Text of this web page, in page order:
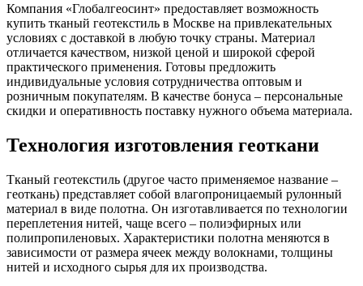
Компания «Глобалгеосинт» предоставляет возможность
купить тканый геотекстиль в Москве на привлекательных
условиях с доставкой в любую точку страны. Материал
отличается качеством, низкой ценой и широкой сферой
практического применения. Готовы предложить
индивидуальные условия сотрудничества оптовым и
розничным покупателям. В качестве бонуса – персональные
скидки и оперативность поставку нужного объема материала.
Технология изготовления геоткани
Тканый геотекстиль (другое часто применяемое название –
геоткань) представляет собой влагопроницаемый рулонный
материал в виде полотна. Он изготавливается по технологии
переплетения нитей, чаще всего – полиэфирных или
полипропиленовых. Характеристики полотна меняются в
зависимости от размера ячеек между волокнами, толщины
нитей и исходного сырья для их производства.